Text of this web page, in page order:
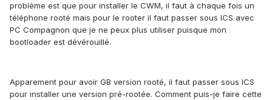
problème est que pour installer le CWM, il faut à chaque fois un
téléphone rooté mais pour le rooter il faut passer sous ICS avec
PC Compagnon que je ne peux plus utiliser puisque mon
bootloader est dévérouillé.
Apparement pour avoir GB version rooté, il faut passer sous ICS
pour installer une version pré-rootée. Comment puis-je faire cette